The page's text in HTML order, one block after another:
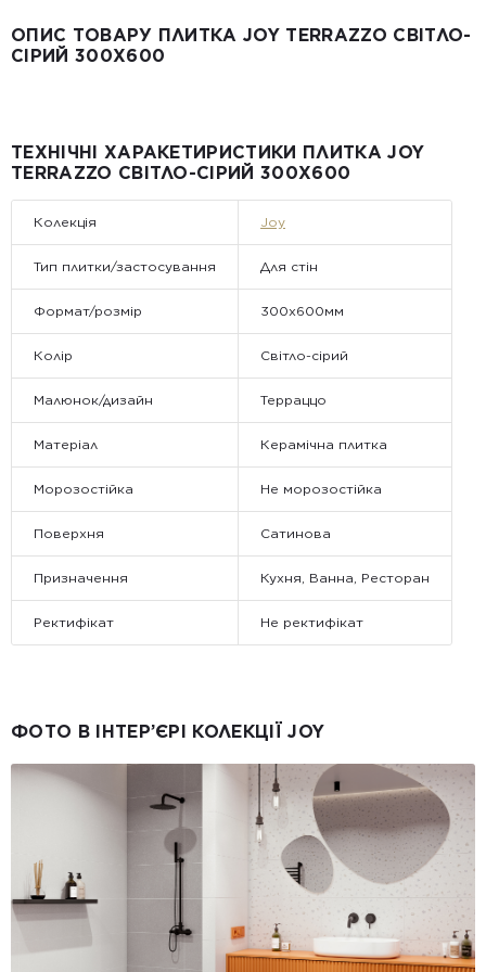
Вартість доставки:
До 5 м² — доставка за рахунок покупця.
Примітка:
• Відвантаження здійснюється виключно у робочі дні. У суботу,
неділю та святкові дні замовлення не обробляються та не
ОПИС ТОВАРУ ПЛИТКА JOY TERRAZZO СВІТЛО-
СІРИЙ 300X600
ТЕХНІЧНІ ХАРАКЕТИРИСТИКИ ПЛИТКА JOY
TERRAZZO СВІТЛО-СІРИЙ 300X600
Колекція Joy
Тип плитки/застосування Для стін
Формат/розмір 300x600мм
Колір Світло-сірий
Малюнок/дизайн Терраццо
Матеріал Керамічна плитка
Морозостійка Не морозостійка
Поверхня Сатинова
Призначення Кухня, Ванна, Ресторан
Ректифікат Не ректифікат
ФОТО В ІНТЕР’ЄРІ КОЛЕКЦІЇ JOY